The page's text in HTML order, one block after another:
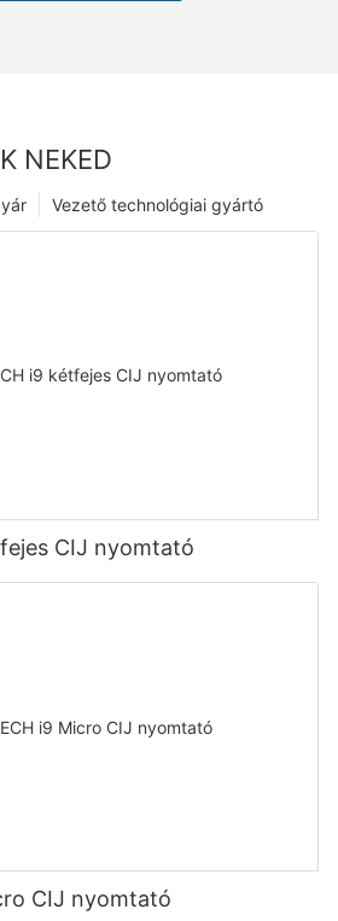
NEKED
Vezető technológiai gyártó
CIJ nyomtató
CIJ nyomtató